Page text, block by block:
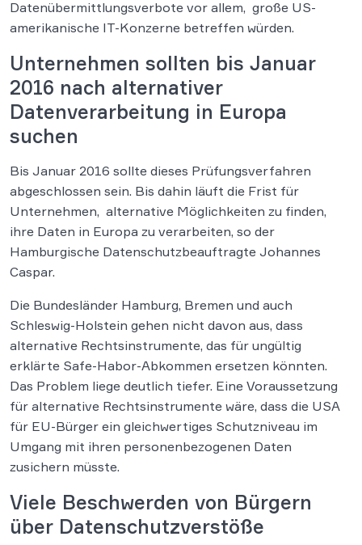
Datenübermittlungsverbote vor allem, große US-
amerikanische IT-Konzerne betreffen würden.
Unternehmen sollten bis Januar
2016 nach alternativer
Datenverarbeitung in Europa
suchen
Bis Januar 2016 sollte dieses Prüfungsverfahren
abgeschlossen sein. Bis dahin läuft die Frist für
Unternehmen, alternative Möglichkeiten zu finden,
ihre Daten in Europa zu verarbeiten, so der
Hamburgische Datenschutzbeauftragte Johannes
Caspar.
Die Bundesländer Hamburg, Bremen und auch
Schleswig-Holstein gehen nicht davon aus, dass
alternative Rechtsinstrumente, das für ungültig
erklärte Safe-Habor-Abkommen ersetzen könnten.
Das Problem liege deutlich tiefer. Eine Voraussetzung
für alternative Rechtsinstrumente wäre, dass die USA
für EU-Bürger ein gleichwertiges Schutzniveau im
Umgang mit ihren personenbezogenen Daten
zusichern müsste.
Viele Beschwerden von Bürgern
über Datenschutzverstöße